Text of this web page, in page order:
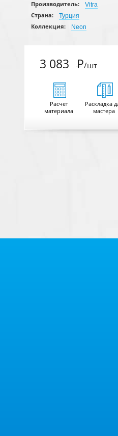
Производитель:
Vitra
Страна:
Турция
Коллекция:
Neon
3 083 Р/шт
Расчет
материала
Раскладка
мастера